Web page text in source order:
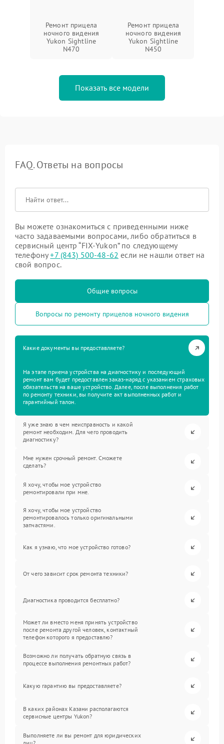
Ремонт прицела
ночного видения
Yukon Sightline
N470
Ремонт прицела
ночного видения
Yukon Sightline
N450
Показать все модели
FAQ. Ответы на вопросы
Вы можете ознакомиться с приведенными ниже
часто задаваемыми вопросами, либо обратиться в
сервисный центр “FIX-Yukon” по следующему
телефону+7 (843) 500-48-62 если не нашли ответ на
свой вопрос.
Общие вопросы
Вопросы по ремонту прицелов ночного видения
Какие документы вы предоставляете?
На этапе приема устройства на диагностику и последующий
ремонт вам будет предоставлен заказ-наряд с указанием страховых
обязательств на ваше устройство. Далее, после выполнения работ
по ремонту техники, вы получите акт выполненных работ и
гарантийный талон.
Я уже знаю в чем неисправность и какой
ремонт необходим. Для чего проводить
диагностику?
Мне нужен срочный ремонт. Сможете
сделать?
Я хочу, чтобы мое устройство
ремонтировали при мне.
Я хочу, чтобы мое устройство
ремонтировалось только оригинальными
запчастями.
Как я узнаю, что мое устройство готово?
От чего зависит срок ремонта техники?
Диагностика проводится бесплатно?
Может ли вместо меня принять устройство
после ремонта другой человек, контактный
телефон которого я предоставлю?
Возможно ли получать обратную связь в
процессе выполнения ремонтных работ?
Какую гарантию вы предоставляете?
В каких районах Казани располагаются
сервисные центры Yukon?
Выполняете ли вы ремонт для юридических
лиц?